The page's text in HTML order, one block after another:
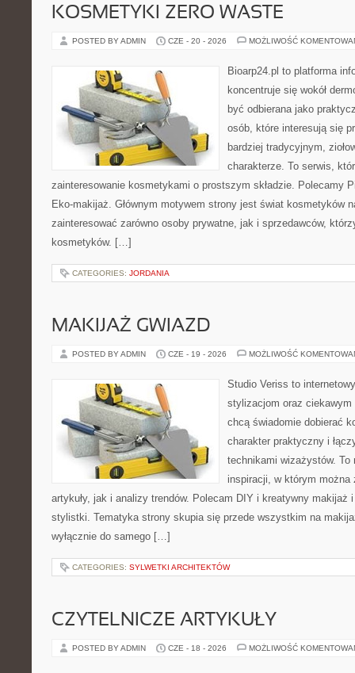
KOSMETYKI ZERO WASTE
POSTED BY ADMIN CZE - 20 - 2026 MOŻLIWOŚĆ
Bioarp24.pl to platforma
koncentruje się wokół
być odbierana jako
osób, które interesują się
bardziej tradycyjnym,
charakterze. To serwis,
zainteresowanie kosmetykami o prostszym składzie. Polecamy
Eko-makijaż. Głównym motywem strony jest świat kosmetyków
zainteresować zarówno osoby prywatne, jak i sprzedawców,
kosmetyków. […]
CATEGORIES: JORDANIA
MAKIJAŻ GWIAZD
POSTED BY ADMIN CZE - 19 - 2026 MOŻLIWOŚĆ
Studio Veriss to
stylizacjom oraz ciekawym
chcą świadomie dobierać
charakter praktyczny i
technikami wizażystów. To
inspiracji, w którym
artykuły, jak i analizy trendów. Polecam DIY i kreatywny makijaż
stylistki. Tematyka strony skupia się przede wszystkim na
wyłącznie do samego […]
CATEGORIES: SYLWETKI ARCHITEKTÓW
CZYTELNICZE ARTYKUŁY
POSTED BY ADMIN CZE - 18 - 2026 MOŻLIWOŚĆ